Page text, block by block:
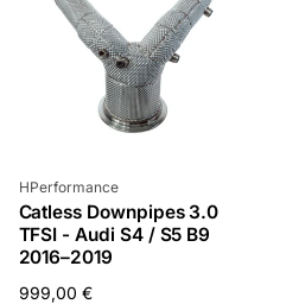
Anbieter:
HPerformance
Catless Downpipes 3.0
TFSI - Audi S4 / S5 B9
2016–2019
Normaler
999,00 €